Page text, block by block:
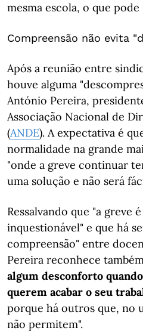
mesma escola, o que pode
Compreensão não evita
Após a reunião entre
houve alguma
António Pereira,
Associação Nacional de
(ANDE). A expectativa é
normalidade na grande
"onde a greve continuar
uma solução e não será
Ressalvando que "a greve
inquestionável" e que há
compreensão" entre
Pereira reconhece
algum desconforto
querem acabar o seu
porque há outros que, no
não permitem".